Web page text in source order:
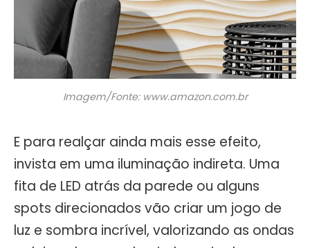
Imagem/Fonte: www.amazon.com.br
E para realçar ainda mais esse efeito,
invista em uma iluminação indireta. Uma
fita de LED atrás da parede ou alguns
spots direcionados vão criar um jogo de
luz e sombra incrível, valorizando as ondas